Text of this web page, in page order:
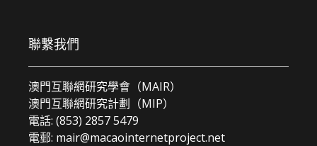
聯繫我們
澳門互聯網研究學會（MAIR）
澳門互聯網研究計劃（MIP）
電話: (853) 2857 5479
電郵: mair@macaointernetproject.net